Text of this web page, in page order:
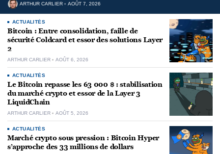
ARTHUR CARLIER AOÛT 7, 2026
ACTUALITÉS
Bitcoin : Entre consolidation, faille de
sécurité Coldcard et essor des solutions Layer
2
ARTHUR CARLIER AOÛT 6, 2026
ACTUALITÉS
Le Bitcoin repasse les 63 000 $ : stabilisation
du marché crypto et essor de la Layer 3
LiquidChain
ARTHUR CARLIER AOÛT 5, 2026
ACTUALITÉS
Marché crypto sous pression : Bitcoin Hyper
s’approche des 33 millions de dollars